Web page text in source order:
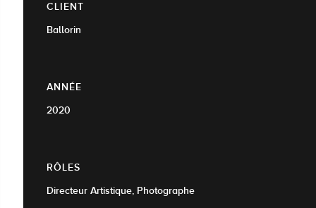
CLIENT
Ballorin
ANNÉE
2020
RÔLES
Directeur Artistique, Photographe